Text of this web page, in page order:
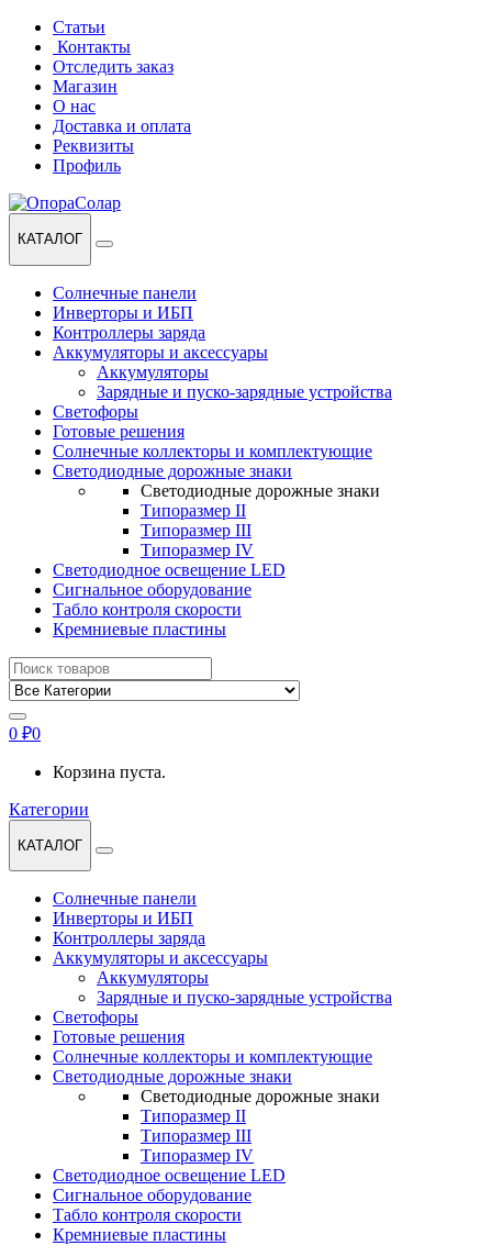
Перейти
навигации
Перейти
содержанию
Статьи
Контакты
Отследить заказ
Магазин
О нас
Доставка и оплата
Реквизиты
Профиль
КАТАЛОГ
Солнечные панели
Инверторы и ИБП
Контроллеры заряда
Аккумуляторы и аксессуары
Аккумуляторы
Зарядные и пуско-зарядные устройства
Светофоры
Готовые решения
Солнечные коллекторы и комплектующие
Светодиодные дорожные знаки
Светодиодные дорожные знаки
Типоразмер II
Типоразмер III
Типоразмер IV
Светодиодное освещение LED
Сигнальное оборудование
Табло контроля скорости
Кремниевые пластины
Найти:
0 ₽0
Корзина пуста.
Категории
КАТАЛОГ
Солнечные панели
Инверторы и ИБП
Контроллеры заряда
Аккумуляторы и аксессуары
Аккумуляторы
Зарядные и пуско-зарядные устройства
Светофоры
Готовые решения
Солнечные коллекторы и комплектующие
Светодиодные дорожные знаки
Светодиодные дорожные знаки
Типоразмер II
Типоразмер III
Типоразмер IV
Светодиодное освещение LED
Сигнальное оборудование
Табло контроля скорости
Кремниевые пластины